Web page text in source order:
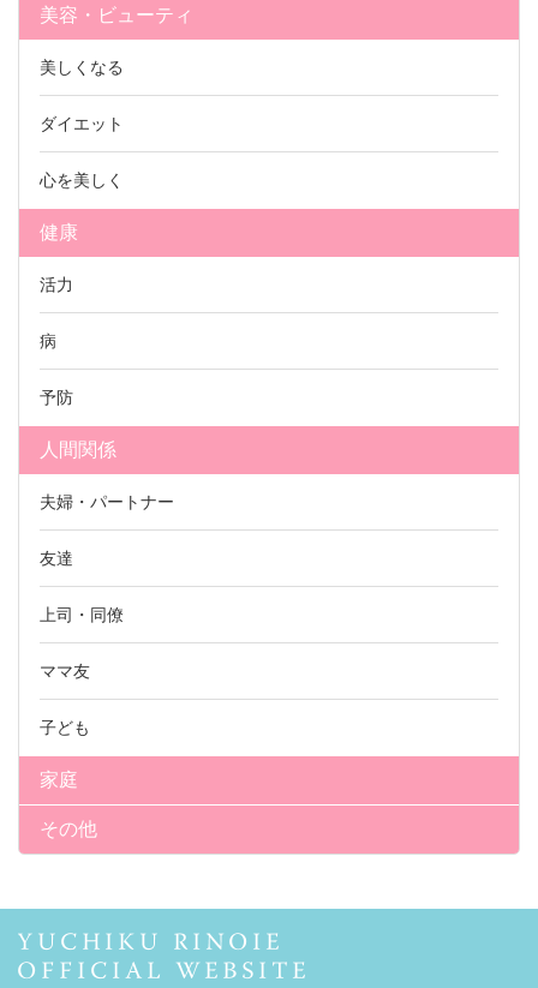
美容・ビューティ
美しくなる
ダイエット
心を美しく
健康
活力
病
予防
人間関係
夫婦・パートナー
友達
上司・同僚
ママ友
子ども
家庭
その他